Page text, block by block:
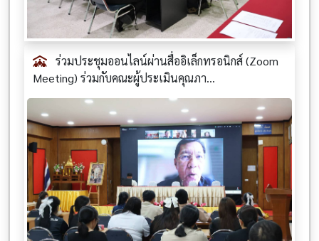
ร่วมประชุมออนไลน์ผ่านสื่ออิเล็กทรอนิกส์ (Zoom
Meeting) ร่วมกับคณะผู้ประเมินคุณภา...